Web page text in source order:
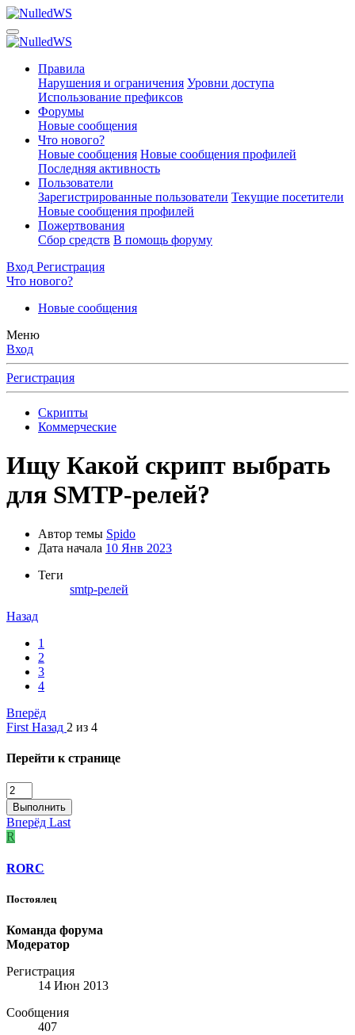
Правила
Нарушения и ограничения Уровни доступа
Использование префиксов
Форумы
Новые сообщения
Что нового?
Новые сообщения Новые сообщения профилей
Последняя активность
Пользователи
Зарегистрированные пользователи Текущие посетители
Новые сообщения профилей
Пожертвования
Сбор средств В помощь форуму
Вход Регистрация
Что нового?
Новые сообщения
Меню
Вход
Регистрация
Скрипты
Коммерческие
Ищу Какой скрипт выбрать
для SMTP-релей?
Автор темы Spido
Дата начала 10 Янв 2023
Теги
smtp-релей
Назад
1
2
3
4
Вперёд
First Назад 2 из 4
Перейти к странице
Выполнить
Вперёд Last
R
RORC
Постоялец
Команда форума
Модератор
Регистрация
14 Июн 2013
Сообщения
407